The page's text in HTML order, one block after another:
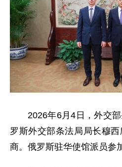
2026年6月4日，外交
罗斯外交部条法局局长穆
商。俄罗斯驻华使馆派员参